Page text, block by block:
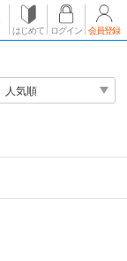
はじめて ログイン 会員登録